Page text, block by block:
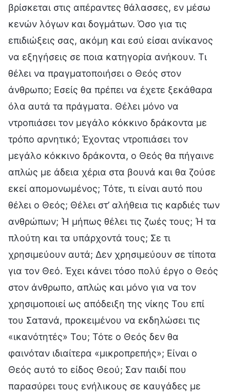
βρίσκεται στις απέραντες θάλασσες, εν μέσω
κενών λόγων και δογμάτων. Όσο για τις
επιδιώξεις σας, ακόμη και εσύ είσαι ανίκανος
να εξηγήσεις σε ποια κατηγορία ανήκουν. Τι
θέλει να πραγματοποιήσει ο Θεός στον
άνθρωπο; Εσείς θα πρέπει να έχετε ξεκάθαρα
όλα αυτά τα πράγματα. Θέλει μόνο να
ντροπιάσει τον μεγάλο κόκκινο δράκοντα με
τρόπο αρνητικό; Έχοντας ντροπιάσει τον
μεγάλο κόκκινο δράκοντα, ο Θεός θα πήγαινε
απλώς με άδεια χέρια στα βουνά και θα ζούσε
εκεί απομονωμένος; Τότε, τι είναι αυτό που
θέλει ο Θεός; Θέλει στ’ αλήθεια τις καρδιές των
ανθρώπων; Ή μήπως θέλει τις ζωές τους; Ή τα
πλούτη και τα υπάρχοντά τους; Σε τι
χρησιμεύουν αυτά; Δεν χρησιμεύουν σε τίποτα
για τον Θεό. Έχει κάνει τόσο πολύ έργο ο Θεός
στον άνθρωπο, απλώς και μόνο για να τον
χρησιμοποιεί ως απόδειξη της νίκης Του επί
του Σατανά, προκειμένου να εκδηλώσει τις
«ικανότητές» Του; Τότε ο Θεός δεν θα
φαινόταν ιδιαίτερα «μικροπρεπής»; Είναι ο
Θεός αυτό το είδος Θεού; Σαν παιδί που
παρασύρει τους ενήλικους σε καυγάδες με